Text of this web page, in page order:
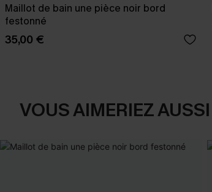
Maillot de bain une pièce noir bord
festonné
35,00 €
VOUS AIMERIEZ AUSSI